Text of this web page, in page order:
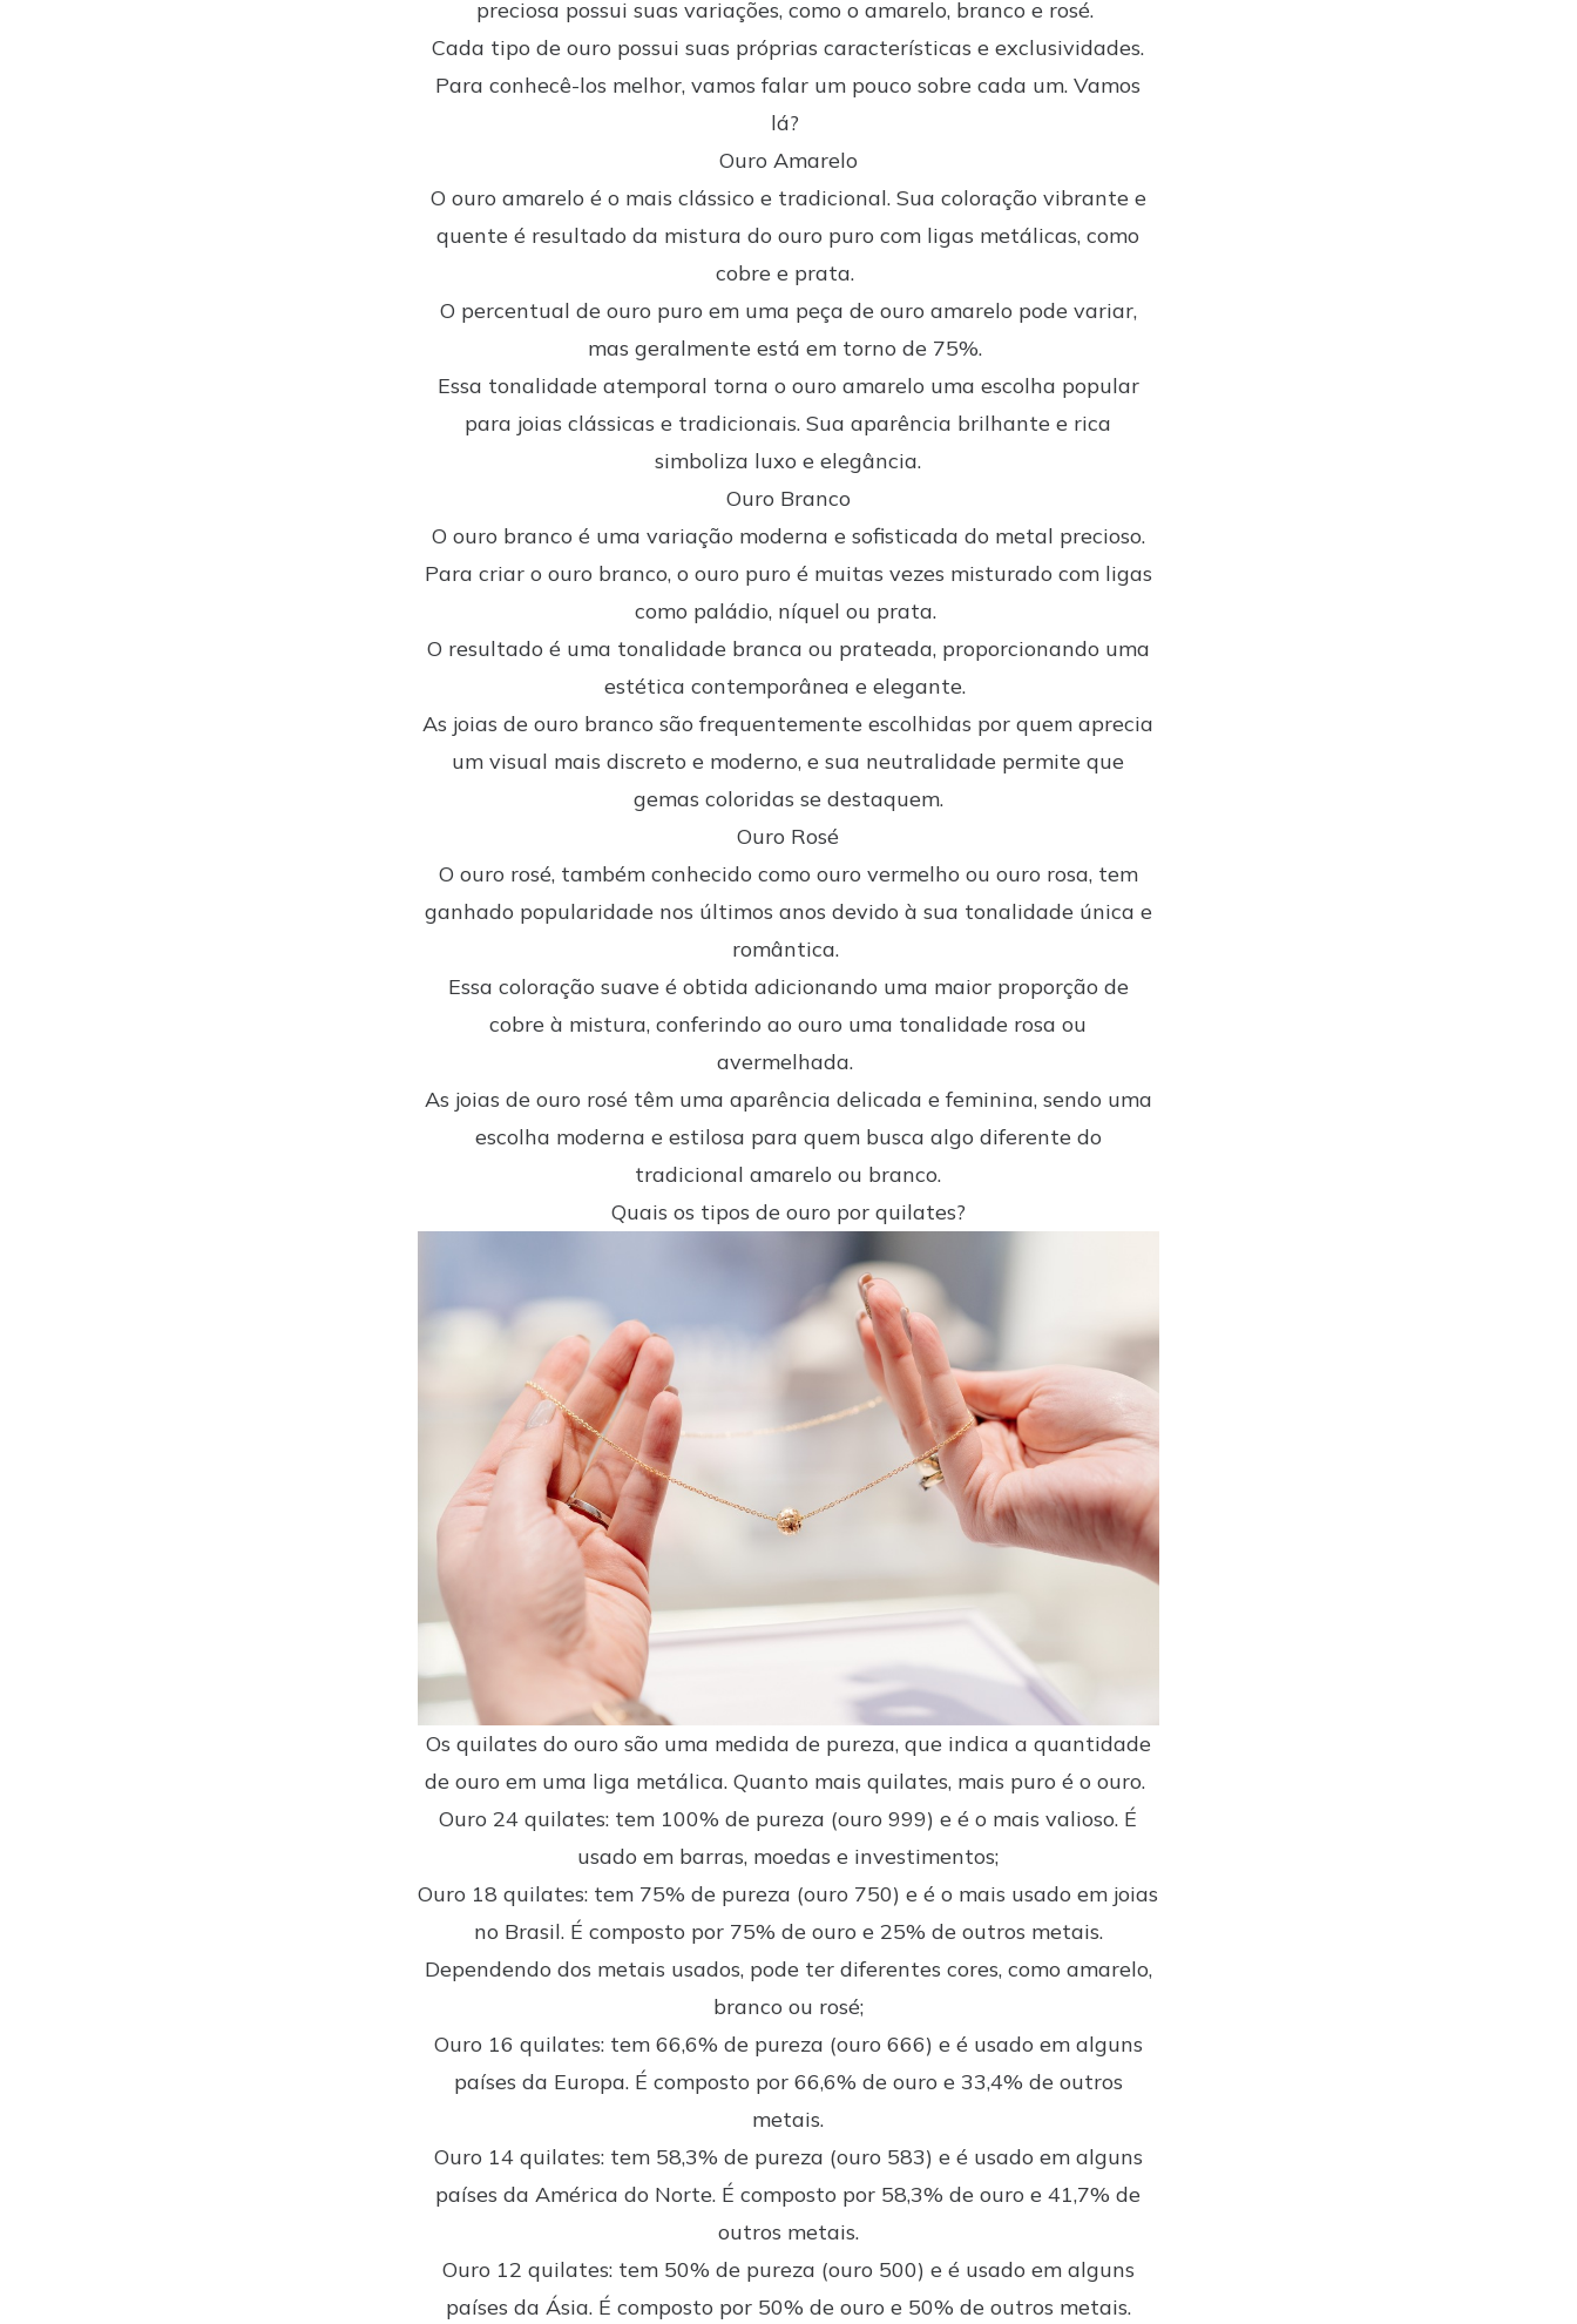
preciosa possui suas variações, como o amarelo, branco e rosé.
Cada tipo de ouro possui suas próprias características e exclusividades.
Para conhecê-los melhor, vamos falar um pouco sobre cada um. Vamos
lá?
Ouro Amarelo
O ouro amarelo é o mais clássico e tradicional. Sua coloração vibrante e
quente é resultado da mistura do ouro puro com ligas metálicas, como
cobre e prata.
O percentual de ouro puro em uma peça de ouro amarelo pode variar,
mas geralmente está em torno de 75%.
Essa tonalidade atemporal torna o ouro amarelo uma escolha popular
para joias clássicas e tradicionais. Sua aparência brilhante e rica
simboliza luxo e elegância.
Ouro Branco
O ouro branco é uma variação moderna e sofisticada do metal precioso.
Para criar o ouro branco, o ouro puro é muitas vezes misturado com ligas
como paládio, níquel ou prata.
O resultado é uma tonalidade branca ou prateada, proporcionando uma
estética contemporânea e elegante.
As joias de ouro branco são frequentemente escolhidas por quem aprecia
um visual mais discreto e moderno, e sua neutralidade permite que
gemas coloridas se destaquem.
Ouro Rosé
O ouro rosé, também conhecido como ouro vermelho ou ouro rosa, tem
ganhado popularidade nos últimos anos devido à sua tonalidade única e
romântica.
Essa coloração suave é obtida adicionando uma maior proporção de
cobre à mistura, conferindo ao ouro uma tonalidade rosa ou
avermelhada.
As joias de ouro rosé têm uma aparência delicada e feminina, sendo uma
escolha moderna e estilosa para quem busca algo diferente do
tradicional amarelo ou branco.
Quais os tipos de ouro por quilates?
Os quilates do ouro são uma medida de pureza, que indica a quantidade
de ouro em uma liga metálica. Quanto mais quilates, mais puro é o ouro.
Ouro 24 quilates: tem 100% de pureza (ouro 999) e é o mais valioso. É
usado em barras, moedas e investimentos;
Ouro 18 quilates: tem 75% de pureza (ouro 750) e é o mais usado em joias
no Brasil. É composto por 75% de ouro e 25% de outros metais.
Dependendo dos metais usados, pode ter diferentes cores, como amarelo,
branco ou rosé;
Ouro 16 quilates: tem 66,6% de pureza (ouro 666) e é usado em alguns
países da Europa. É composto por 66,6% de ouro e 33,4% de outros
metais.
Ouro 14 quilates: tem 58,3% de pureza (ouro 583) e é usado em alguns
países da América do Norte. É composto por 58,3% de ouro e 41,7% de
outros metais.
Ouro 12 quilates: tem 50% de pureza (ouro 500) e é usado em alguns
países da Ásia. É composto por 50% de ouro e 50% de outros metais.